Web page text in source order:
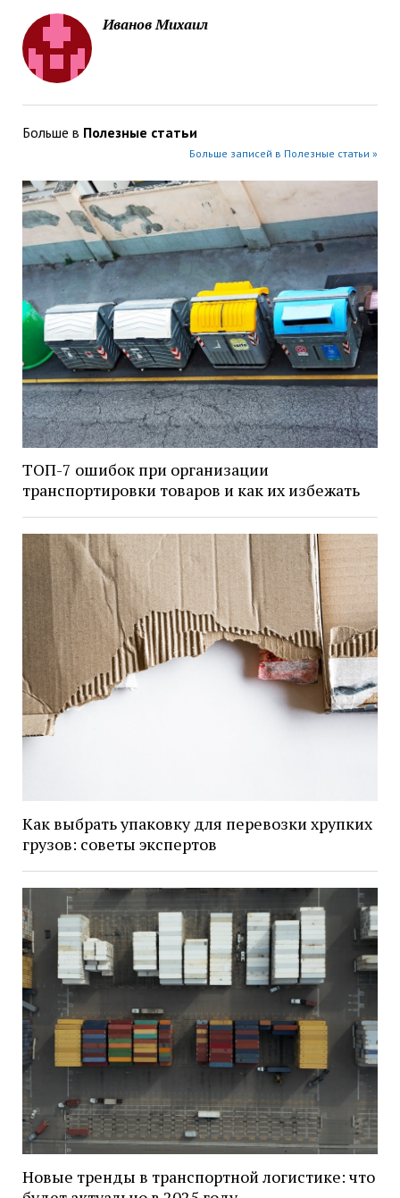
Иванов Михаил
Больше в Полезные статьи
Больше записей в Полезные статьи »
ТОП-7 ошибок при организации
транспортировки товаров и как их избежать
Как выбрать упаковку для перевозки хрупких
грузов: советы экспертов
Новые тренды в транспортной логистике: что